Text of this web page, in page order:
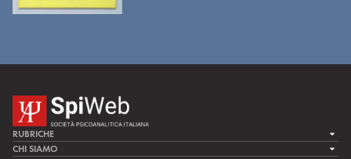
RUBRICHE
LA CURA
CHI SIAMO